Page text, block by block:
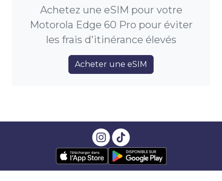
Achetez une eSIM pour votre
Motorola Edge 60 Pro pour éviter
les frais d'itinérance élevés
Acheter une eSIM